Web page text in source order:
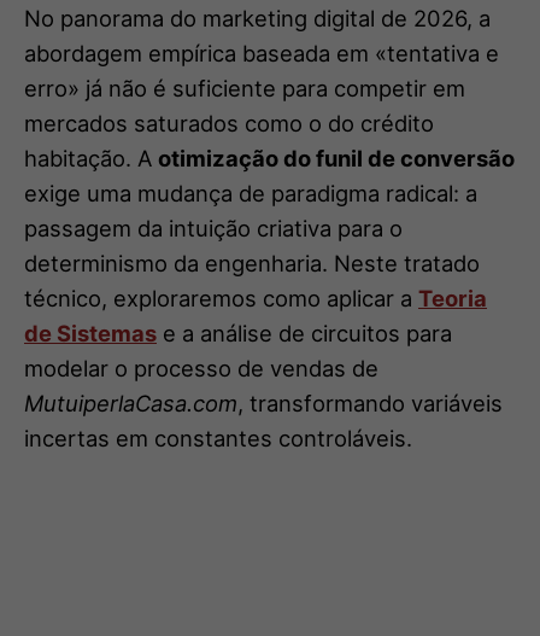
No panorama do marketing digital de 2026, a
abordagem empírica baseada em «tentativa e
erro» já não é suficiente para competir em
mercados saturados como o do crédito
habitação. A otimização do funil de conversão
exige uma mudança de paradigma radical: a
passagem da intuição criativa para o
determinismo da engenharia. Neste tratado
técnico, exploraremos como aplicar a Teoria
de Sistemas e a análise de circuitos para
modelar o processo de vendas de
MutuiperlaCasa.com, transformando variáveis
incertas em constantes controláveis.